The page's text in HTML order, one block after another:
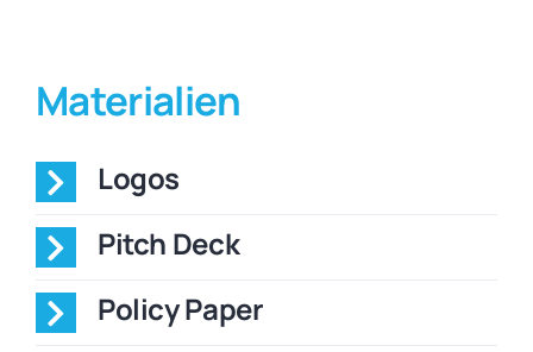
Materialien
Logos
Pitch Deck
Policy Paper